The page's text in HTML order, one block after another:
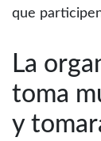
que
La
toma
y